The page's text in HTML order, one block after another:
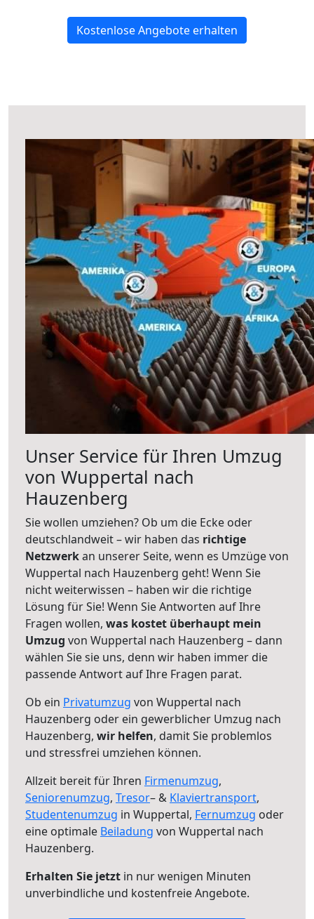
Kostenlose Angebote erhalten
Unser Service für Ihren Umzug
von Wuppertal nach
Hauzenberg
Sie wollen umziehen? Ob um die Ecke oder
deutschlandweit – wir haben das richtige
Netzwerkan unserer Seite, wenn es Umzüge von
Wuppertal nach Hauzenberg geht! Wenn Sie
nicht weiterwissen – haben wir die richtige
Lösung für Sie! Wenn Sie Antworten auf Ihre
Fragen wollen, was kostet überhaupt mein
Umzug von Wuppertal nach Hauzenberg – dann
wählen Sie sie uns, denn wir haben immer die
passende Antwort auf Ihre Fragen parat.
Ob ein Privatumzug von Wuppertal nach
Hauzenberg oder ein gewerblicher Umzug nach
Hauzenberg, wir helfen, damit Sie problemlos
und stressfrei umziehen können.
Allzeit bereit für Ihren Firmenumzug,
Seniorenumzug, Tresor– & Klaviertransport,
Studentenumzug in Wuppertal, Fernumzug oder
eine optimale Beiladung von Wuppertal nach
Hauzenberg.
Erhalten Sie jetzt in nur wenigen Minuten
unverbindliche und kostenfreie Angebote.